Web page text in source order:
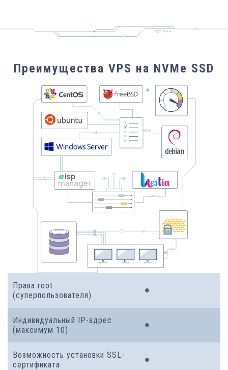
Преимущества VPS на NVMe SSD
Права root
(суперпользователя)
Индивидуальный IP-адрес
(максимум 10)
Возможность установки SSL-
сертификата